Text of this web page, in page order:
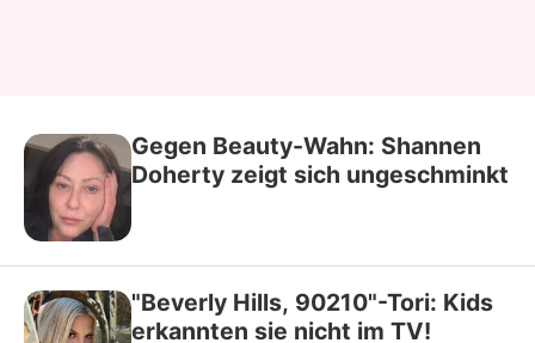
Gegen Beauty-Wahn: Shannen
Doherty zeigt sich ungeschminkt
"Beverly Hills, 90210"-Tori: Kids
erkannten sie nicht im TV!